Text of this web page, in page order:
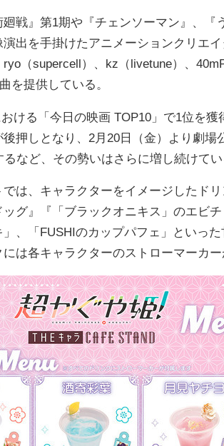
廻戦』第1期や『チェンソーマン』、
出を手掛けたアニメーションクリエ
（supercell）、kz（livetune）、
を提供している。
ける「今日の映画 TOP10」で1位を
押しとなり、2月20日（金）より劇場
など、その勢いはさらに増し続けてい
は、キャラクターをイメージしたド
ッグ』『「ブラックオニキス」のエビ
、「FUSHIのカップパフェ」といっ
は各キャラクターのストローマーカー